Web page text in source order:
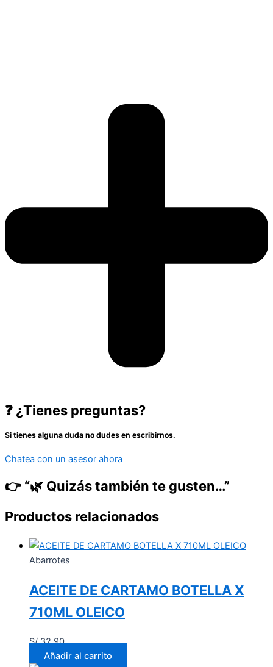
❓ ¿Tienes preguntas?
Si tienes alguna duda no dudes en escribirnos.
Chatea con un asesor ahora
👉 “🌿 Quizás también te gusten…”
Productos relacionados
Abarrotes
ACEITE DE CARTAMO BOTELLA X
710ML OLEICO
S/32.90
Añadir al carrito